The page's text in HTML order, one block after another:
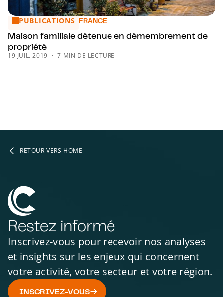
Maison familiale détenue en démembrement de propriété
PUBLICATIONS FRANCE
Maison familiale détenue en démembrement de
propriété
19 JUIL. 2019 7 MIN DE LECTURE
RETOUR VERS HOME
Restez informé
Inscrivez-vous pour recevoir nos analyses
et insights sur les enjeux qui concernent
votre activité, votre secteur et votre région.
INSCRIVEZ-VOUS